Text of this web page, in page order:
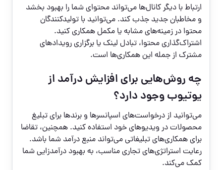
ارتباط با دیگر کانال‌ها می‌تواند محتوای شما را بهبود بخشد
و مخاطبان جدید جذب کند. می‌توانید با تولیدکنندگان
محتوا در زمینه‌های مشابه یا مکمل همکاری کنید.
اشتراک‌گذاری محتوا، تبادل لینک یا برگزاری رویدادهای
مشترک از جمله این همکاری‌ها است.
چه روش‌هایی برای افزایش درآمد از
یوتیوب وجود دارد؟
می‌توانید از درخواست‌های اسپانسرها و برندها برای تبلیغ
محصولات در ویدیوهای خود استفاده کنید. همچنین، تقاضا
برای همکاری‌های تبلیغاتی می‌تواند منبع درآمد شما باشد.
رعایت استراتژی‌های تجاری مناسب، به بهبود درآمدزایی شما
کمک می‌کند.